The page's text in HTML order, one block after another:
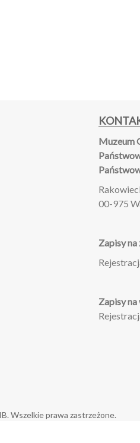
Muzeum
00-975
Zapisy
Zapisy
Wszelkie prawa zastrzeżone.